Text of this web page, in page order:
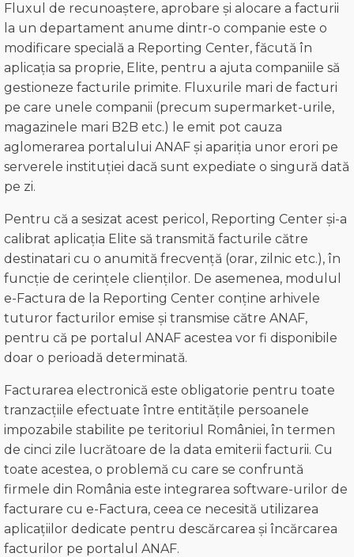
Fluxul de recunoaștere, aprobare și alocare a facturii
la un departament anume dintr-o companie este o
modificare specială a Reporting Center, făcută în
aplicația sa proprie, Elite, pentru a ajuta companiile să
gestioneze facturile primite. Fluxurile mari de facturi
pe care unele companii (precum supermarket-urile,
magazinele mari B2B etc.) le emit pot cauza
aglomerarea portalului ANAF și apariția unor erori pe
serverele instituției dacă sunt expediate o singură dată
pe zi.
Pentru că a sesizat acest pericol, Reporting Center și-a
calibrat aplicația Elite să transmită facturile către
destinatari cu o anumită frecvență (orar, zilnic etc.), în
funcție de cerințele clienților. De asemenea, modulul
e-Factura de la Reporting Center conține arhivele
tuturor facturilor emise și transmise către ANAF,
pentru că pe portalul ANAF acestea vor fi disponibile
doar o perioadă determinată.
Facturarea electronică este obligatorie pentru toate
tranzacțiile efectuate între entitățile persoanele
impozabile stabilite pe teritoriul României, în termen
de cinci zile lucrătoare de la data emiterii facturii. Cu
toate acestea, o problemă cu care se confruntă
firmele din România este integrarea software-urilor de
facturare cu e-Factura, ceea ce necesită utilizarea
aplicațiilor dedicate pentru descărcarea și încărcarea
facturilor pe portalul ANAF.